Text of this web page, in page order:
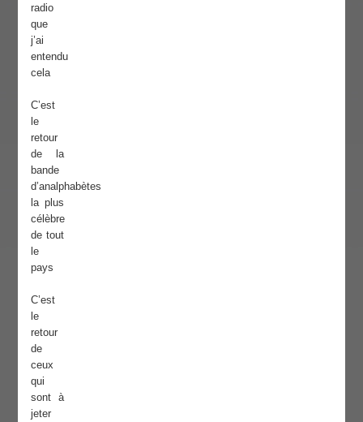
radio
que
j’ai
entendu
cela
C’est
le
retour
de la
bande
d’analphabètes
la plus
célèbre
de tout
le
pays
C’est
le
retour
de
ceux
qui
sont à
jeter